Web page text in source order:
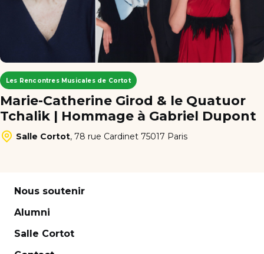
Les Rencontres Musicales de Cortot
Marie-Catherine Girod & le Quatuor
Tchalik | Hommage à Gabriel Dupont
Salle Cortot, 78 rue Cardinet 75017 Paris
Nous soutenir
Alumni
Salle Cortot